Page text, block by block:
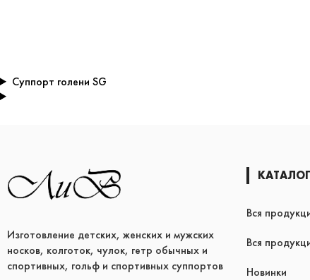
Суппорт голени SG
Изготовление детских, женских и мужских
носков, колготок, чулок, гетр обычных и
спортивных, гольф и спортивных суппортов
КАТАЛОГ
Вся
Вся
Новинки